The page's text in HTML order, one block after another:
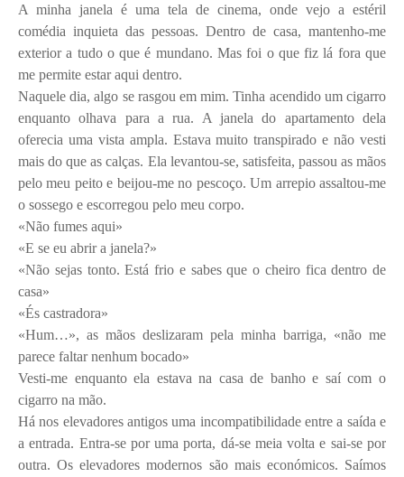
A minha janela é uma tela de cinema, onde vejo a estéril
comédia inquieta das pessoas. Dentro de casa, mantenho-me
exterior a tudo o que é mundano. Mas foi o que fiz lá fora que
me permite estar aqui dentro.
Naquele dia, algo se rasgou em mim. Tinha acendido um cigarro
enquanto olhava para a rua. A janela do apartamento dela
oferecia uma vista ampla. Estava muito transpirado e não vesti
mais do que as calças. Ela levantou-se, satisfeita, passou as mãos
pelo meu peito e beijou-me no pescoço. Um arrepio assaltou-me
o sossego e escorregou pelo meu corpo.
«Não fumes aqui»
«E se eu abrir a janela?»
«Não sejas tonto. Está frio e sabes que o cheiro fica dentro de
casa»
«És castradora»
«Hum…», as mãos deslizaram pela minha barriga, «não me
parece faltar nenhum bocado»
Vesti-me enquanto ela estava na casa de banho e saí com o
cigarro na mão.
Há nos elevadores antigos uma incompatibilidade entre a saída e
a entrada. Entra-se por uma porta, dá-se meia volta e sai-se por
outra. Os elevadores modernos são mais económicos. Saímos